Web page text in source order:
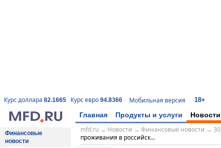
Курс доллара 82.1665 Курс евро 94.8366 Мобильная версия 18+
Главная Продукты и услуги Новости
Финансовые
новости
mfd.ru→ Новости → Финансовые новости →
проживания в российск...